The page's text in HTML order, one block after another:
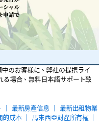
のお客様に、弊社の提携ライ
場合、無料日本語サポート致
｜ 最新房產信息
最新出租物業
的成本｜ 馬來西亞財產所有權